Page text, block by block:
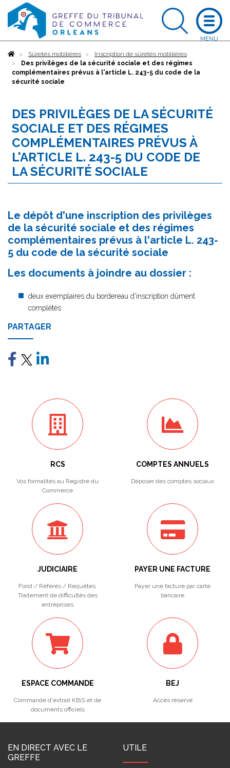
AccueilSûretés mobilières
Inscription de sûretés mobilières
Des privilèges de la sécurité sociale et des régimes
complémentaires prévus à l'article L. 243-5 du code de la
sécurité sociale
DES PRIVILÈGES DE LA SÉCURITÉ
SOCIALE ET DES RÉGIMES
COMPLÉMENTAIRES PRÉVUS À
L'ARTICLE L. 243-5 DU CODE DE
LA SÉCURITÉ SOCIALE
Le dépôt d'une inscription des privilèges
de la sécurité sociale et des régimes
complémentaires prévus à l'article L. 243-
5 du code de la sécurité sociale
Les documents à joindre au dossier :
deux exemplaires du bordereau d'inscription dûment
complétés
PARTAGER
RCS
Vos formalités au Registre du
Commerce
COMPTES ANNUELS
Déposer des comptes sociaux
JUDICIAIRE
Fond / Référés / Requêtes.
Traitement de difficultés des
entreprises
PAYER UNE FACTURE
Payer une facture par carte
bancaire
ESPACE COMMANDE
Commande d'extrait KBiS et de
documents officiels
BEJ
Accès réservé
EN DIRECT AVEC LE
GREFFE
UTILE